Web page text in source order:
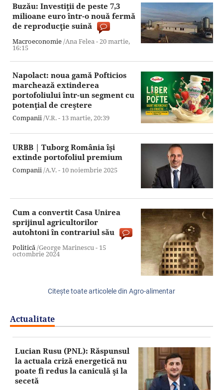
Buzău: Investiţii de peste 7,3
milioane euro într-o nouă fermă
de reproducţie suină
Macroeconomie /Ana Felea - 20 martie,
16:15
Napolact: noua gamă Pofticios
marchează extinderea
portofoliului într-un segment cu
potenţial de creştere
Companii /V.R. - 13 martie, 20:39
URBB | Tuborg România îşi
extinde portofoliul premium
Companii /A.V. - 10 noiembrie 2025
Cum a convertit Casa Unirea
sprijinul agricultorilor
autohtoni în contrariul său
Politică/George Marinescu - 15
octombrie 2024
Citeşte toate articolele din Agro-alimentar
Actualitate
Lucian Rusu (PNL): Răspunsul
la actuala criză energetică nu
poate fi redus la caniculă şi la
secetă